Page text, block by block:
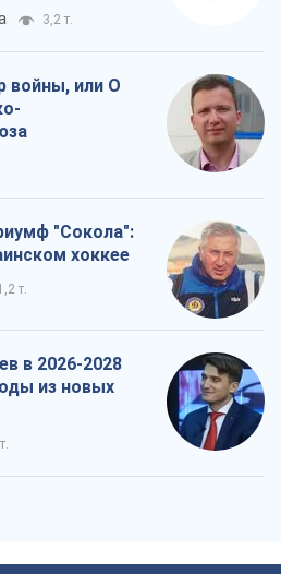
3,2 т.
войны, или О
"Сокола":
хоккее
т.
в 2026-2028
из новых